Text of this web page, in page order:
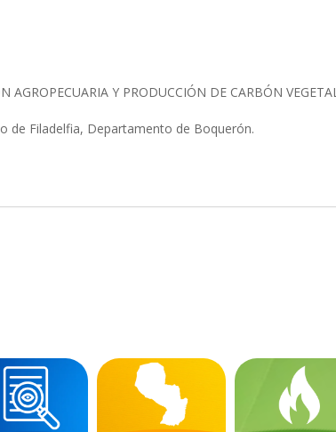
AGROPECUARIA Y PRODUCCIÓN DE CARBÓN VEGETAL
de Filadelfia, Departamento de Boquerón.